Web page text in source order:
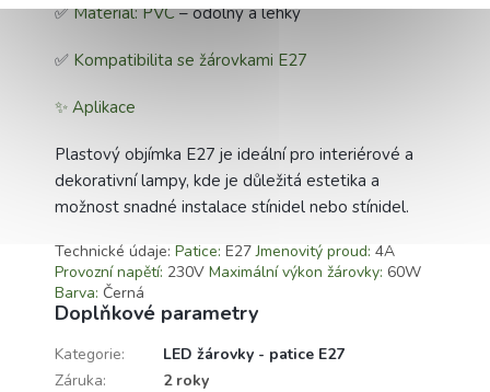
✅Materiál: PVC– odolný a lehký
✅ Kompatibilita se žárovkami E27
✨ Aplikace
Plastový objímka E27 je ideální pro interiérové a
dekorativní lampy, kde je důležitá estetika a
možnost snadné instalace stínidel nebo stínidel.
Technické údaje: Patice: E27Jmenovitý proud: 4A
Provozní napětí: 230V Maximální výkon žárovky: 60W
Barva: Černá
Doplňkové parametry
Kategorie:
LED žárovky - patice E27
Záruka:
2 roky